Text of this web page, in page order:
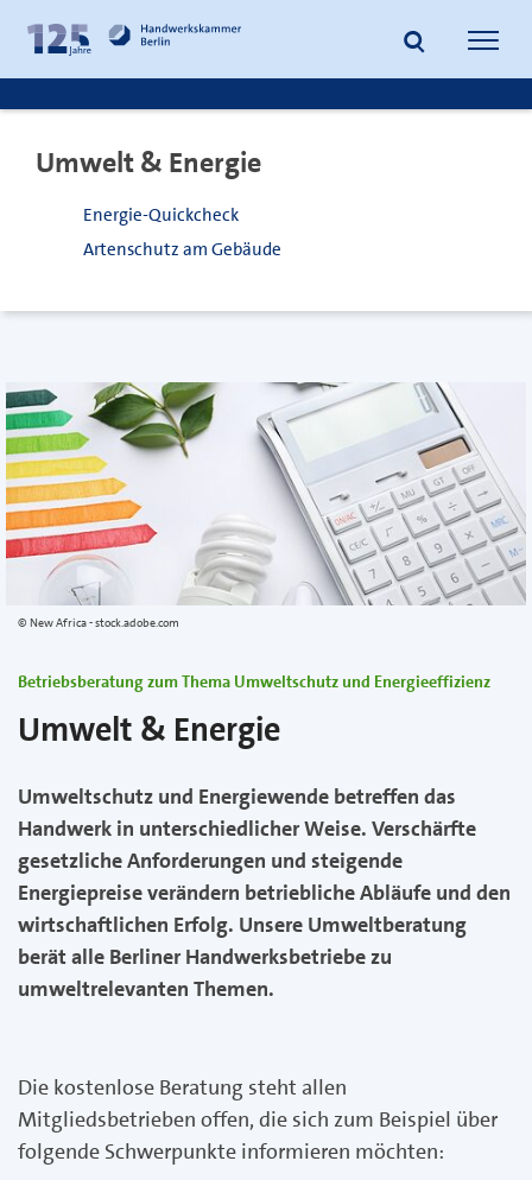
Inhalt
springen
Fußzeile
springen
Suche
Umwelt & Energie
Energie-Quickcheck
Artenschutz am Gebäude
New Africa - stock.adobe.com
Betriebsberatung zum Thema Umweltschutz und Energieeffizienz
Umwelt & Energie
Umweltschutz und Energiewende betreffen das
Handwerk in unterschiedlicher Weise. Verschärfte
gesetzliche Anforderungen und steigende
Energiepreise verändern betriebliche Abläufe und den
wirtschaftlichen Erfolg. Unsere Umweltberatung
berät alle Berliner Handwerksbetriebe zu
umweltrelevanten Themen.
Die kostenlose Beratung steht allen
Mitgliedsbetrieben offen, die sich zum Beispiel über
folgende Schwerpunkte informieren möchten: